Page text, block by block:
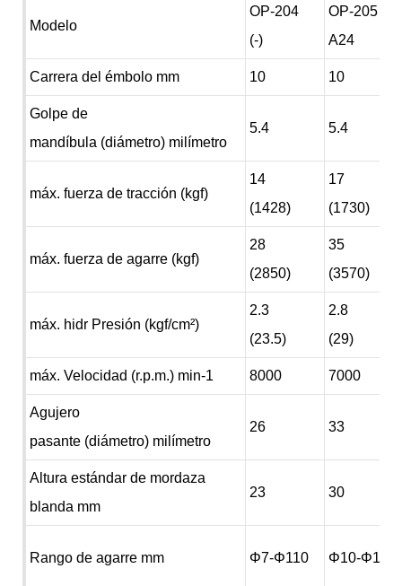
Modelo
OP-204
(-)
OP-205
A24
Carrera del émbolo mm 10 10
Golpe de
mandíbula (diámetro) milímetro
5.4 5.4
máx. fuerza de tracción (kgf)
14
(1428)
17
(1730)
máx. fuerza de agarre (kgf)
28
(2850)
35
(3570)
máx. hidr Presión (kgf/cm²)
2.3
(23.5)
2.8
(29)
máx. Velocidad (r.p.m.) min-1 8000 7000
Agujero
pasante (diámetro) milímetro
26 33
Altura estándar de mordaza
blanda mm
23 30
Rango de agarre mm Φ7-Φ110 Φ10-Φ135